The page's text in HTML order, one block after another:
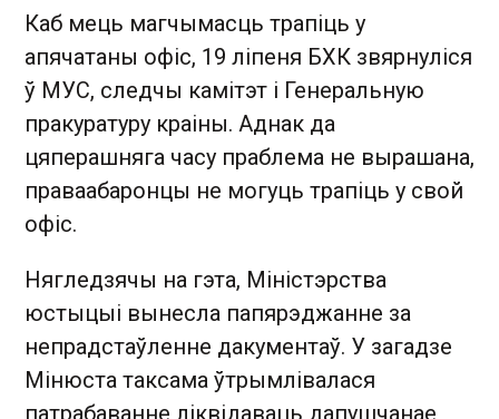
Каб мець магчымасць трапіць у
апячатаны офіс, 19 ліпеня БХК звярнуліся
ў МУС, следчы камітэт і Генеральную
пракуратуру краіны. Аднак да
цяперашняга часу праблема не вырашана,
праваабаронцы не могуць трапіць у свой
офіс.
Нягледзячы на гэта, Міністэрства
юстыцыі вынесла папярэджанне за
непрадстаўленне дакументаў. У загадзе
Мінюста таксама ўтрымлівалася
патрабаванне ліквідаваць дапушчанае